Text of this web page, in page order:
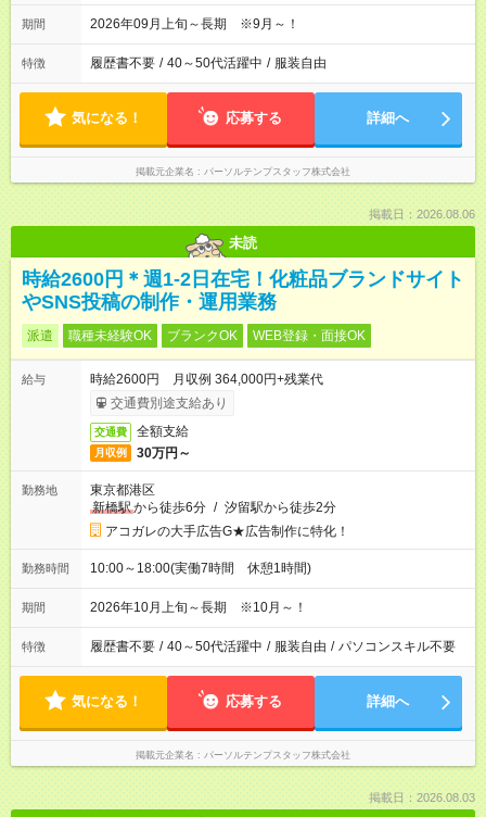
期間 2026年09月上旬～長期 ※9月～！
特徴 履歴書不要 / 40～50代活躍中 / 服装自由
気になる！ 応募する 詳細へ
掲載元企業名 パーソルテンプスタッフ株式会社
掲載日：2026.08.06
未読
時給2600円＊週1-2日在宅！化粧品ブランドサイト
やSNS投稿の制作・運用業務
派遣 職種未経験OK ブランクOK WEB登録・面接OK
給与
時給2600円 月収例 364,000円+残業代
交通費別途支給あり
交通費 全額支給
月収例 30万円～
勤務地
東京都港区
新橋駅から徒歩6分 / 汐留駅から徒歩2分
アコガレの大手広告G★広告制作に特化！
勤務時間 10:00～18:00(実働7時間 休憩1時間)
期間 2026年10月上旬～長期 ※10月～！
特徴 履歴書不要 / 40～50代活躍中 / 服装自由 / パソコンスキル不要
気になる！ 応募する 詳細へ
掲載元企業名 パーソルテンプスタッフ株式会社
掲載日：2026.08.03